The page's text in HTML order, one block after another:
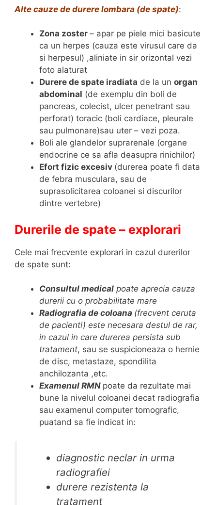
Alte cauze de durere lombara (de spate):
Zona zoster – apar pe piele mici basicute
ca un herpes (cauza este virusul care da
si herpesul) ,aliniate in sir orizontal vezi
foto alaturat
Durere de spate iradiata de la un organ
abdominal (de exemplu din boli de
pancreas, colecist, ulcer penetrant sau
perforat) toracic (boli cardiace, pleurale
sau pulmonare)sau uter – vezi poza.
Boli ale glandelor suprarenale (organe
endocrine ce sa afla deasupra rinichilor)
Efort fizic excesiv (durerea poate fi data
de febra musculara, sau de
suprasolicitarea coloanei si discurilor
dintre vertebre)
Durerile de spate – explorari
Cele mai frecvente explorari in cazul durerilor
de spate sunt:
Consultul medical poate aprecia cauza
durerii cu o probabilitate mare
Radiografia de coloana (frecvent ceruta
de pacienti) este necesara destul de rar,
in cazul in care durerea persista sub
tratament, sau se suspicioneaza o hernie
de disc, metastaze, spondilita
anchilozanta ,etc.
Examenul RMN poate da rezultate mai
bune la nivelul coloanei decat radiografia
sau examenul computer tomografic,
puatand sa fie indicat in:
diagnostic neclar in urma
radiografiei
durere rezistenta la
tratament